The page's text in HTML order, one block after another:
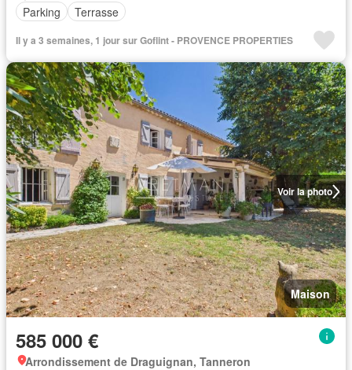
Parking Terrasse
Il y a 3 semaines, 1 jour sur Goflint - PROVENCE PROPERTIES
Voir la photo
Maison
585 000 €
Arrondissement de Draguignan, Tanneron